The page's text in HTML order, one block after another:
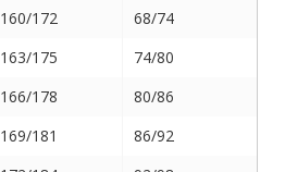
160/172
68/74
163/175
74/80
166/178
80/86
169/181
86/92